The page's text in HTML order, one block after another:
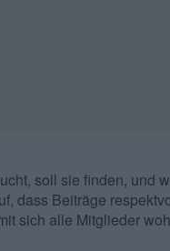
soll sie finden, und
dass Beiträge
sich alle Mitglieder